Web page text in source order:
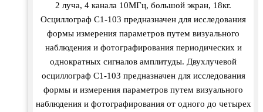
2 луча, 4 канала 10МГц, большой экран, 18кг.
Осциллограф С1-103 предназначен для исследования
формы измерения параметров путем визуального
наблюдения и фотографирования периодических и
однократных сигналов амплитуды. Двухлучевой
осциллограф С1-103 предназначен для исследования
формы и измерения параметров путем визуального
наблюдения и фотографирования от одного до четырех